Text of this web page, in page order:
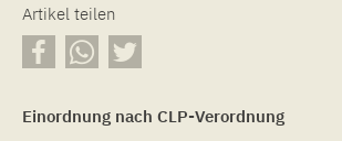
Artikel teilen
Einordnung nach CLP-Verordnung